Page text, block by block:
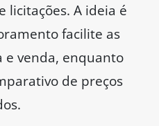
licitações. A ideia é
facilite as
e venda, enquanto
de preços